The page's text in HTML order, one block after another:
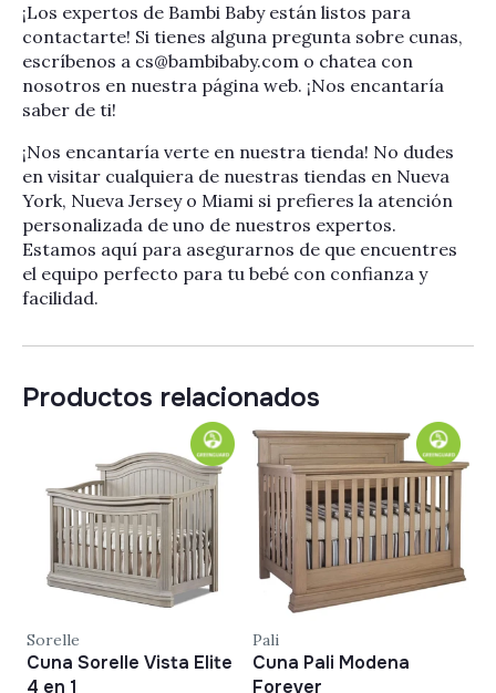
¡Los expertos de Bambi Baby están listos para
contactarte! Si tienes alguna pregunta sobre cunas,
escríbenos a cs@bambibaby.com o chatea con
nosotros en nuestra página web. ¡Nos encantaría
saber de ti!
¡Nos encantaría verte en nuestra tienda! No dudes
en visitar cualquiera de nuestras tiendas en Nueva
York, Nueva Jersey o Miami si prefieres la atención
personalizada de uno de nuestros expertos.
Estamos aquí para asegurarnos de que encuentres
el equipo perfecto para tu bebé con confianza y
facilidad.
Productos relacionados
Sorelle
Cuna Sorelle Vista Elite
4 en 1
Pali
Cuna Pali Modena
Forever